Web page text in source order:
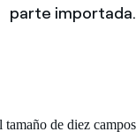
parte importada.